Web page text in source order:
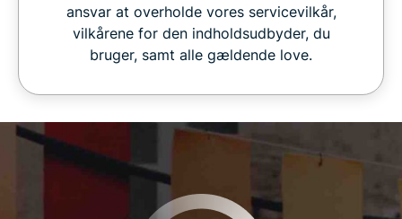
ansvar at overholde vores servicevilkår,
vilkårene for den indholdsudbyder, du
bruger, samt alle gældende love.